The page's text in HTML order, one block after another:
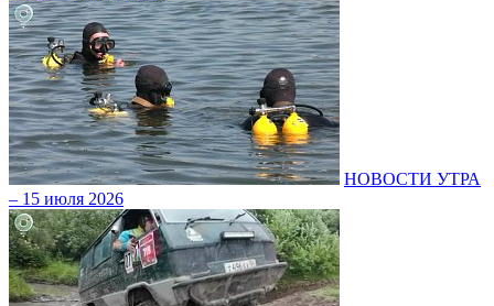
НОВОСТИ УТРА
– 15 июля 2026